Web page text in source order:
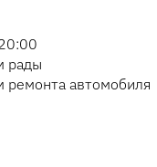
рады
ремонта автомобиля